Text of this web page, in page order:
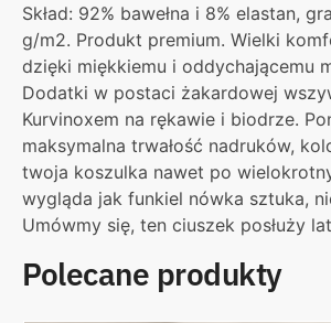
Skład: 92% bawełna i 8% elastan,
g/m2. Produkt premium. Wielki
dzięki miękkiemu i oddychającemu
Dodatki w postaci żakardowej
Kurvinoxem na rękawie i biodrze.
maksymalna trwałość nadruków,
twoja koszulka nawet po
wygląda jak funkiel nówka sztuka,
Umówmy się, ten ciuszek posłuży
Polecane produkty